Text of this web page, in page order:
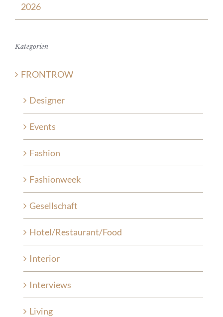
2026
Kategorien
FRONTROW
Designer
Events
Fashion
Fashionweek
Gesellschaft
Hotel/Restaurant/Food
Interior
Interviews
Living